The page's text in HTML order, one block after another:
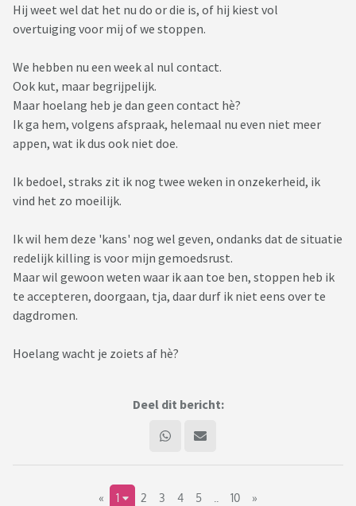
Hij weet wel dat het nu do or die is, of hij kiest vol
overtuiging voor mij of we stoppen.
We hebben nu een week al nul contact.
Ook kut, maar begrijpelijk.
Maar hoelang heb je dan geen contact hè?
Ik ga hem, volgens afspraak, helemaal nu even niet meer
appen, wat ik dus ook niet doe.
Ik bedoel, straks zit ik nog twee weken in onzekerheid, ik
vind het zo moeilijk.
Ik wil hem deze 'kans' nog wel geven, ondanks dat de situatie
redelijk killing is voor mijn gemoedsrust.
Maar wil gewoon weten waar ik aan toe ben, stoppen heb ik
te accepteren, doorgaan, tja, daar durf ik niet eens over te
dagdromen.
Hoelang wacht je zoiets af hè?
Deel dit bericht:
« 1 2 3 4 5 10 »